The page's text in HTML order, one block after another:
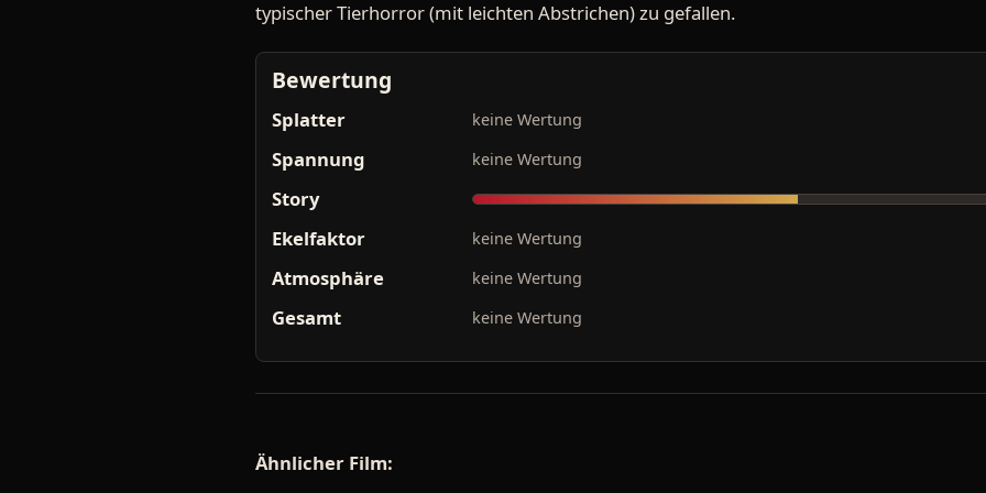
typischer Tierhorror (mit leichten Abstrichen) zu gefallen.
Bewertung
Splatter keine Wertung
Spannung keine Wertung
Story
Ekelfaktor keine Wertung
Atmosphäre keine Wertung
Gesamt keine Wertung
Ähnlicher Film: